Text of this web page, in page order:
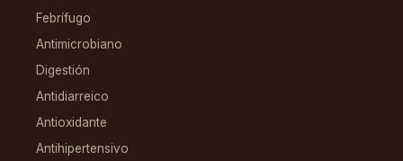
Febrífugo
Antimicrobiano
Digestión
Antidiarreico
Antioxidante
Antihipertensivo